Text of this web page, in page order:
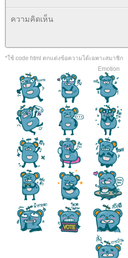
*ใช้ code html ตกแต่งข้อความได้เฉพาะสมาชิก
Emotion